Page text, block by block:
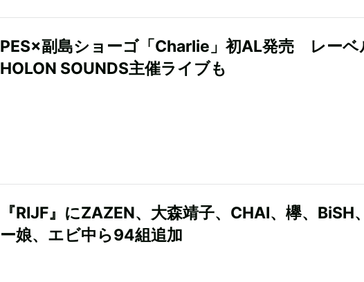
PES×副島ショーゴ「Charlie」初AL発売 レーベ
HOLON SOUNDS主催ライブも
『RIJF』にZAZEN、大森靖子、CHAI、欅、BiSH
ー娘、エビ中ら94組追加